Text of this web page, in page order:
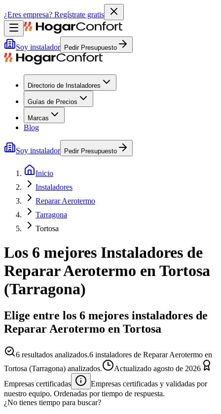
¿Eres empresa? Regístrate gratis
Soy instalador Pedir Presupuesto
Directorio de Instaladores
Guías de Precios
Marcas
Blog
Soy instalador Pedir Presupuesto
Inicio
Instaladores
Reparar Aerotermo
Tarragona
Tortosa
Los 6 mejores Instaladores de
Reparar Aerotermo enTortosa
(Tarragona)
Elige entre los 6 mejores instaladores de
Reparar Aerotermo en Tortosa
6 resultados analizados.6 instaladores de Reparar Aerotermo en
Tortosa (Tarragona) analizados.
Actualizado agosto de 2026
Empresas certificadas
Empresas certificadas y validadas por
nuestro equipo. Ordenadas por tiempo de respuesta.
¿No tienes tiempo para buscar?